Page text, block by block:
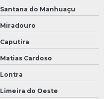
Santana do Manhuaçu
Miradouro
Caputira
Matias Cardoso
Lontra
Limeira do Oeste